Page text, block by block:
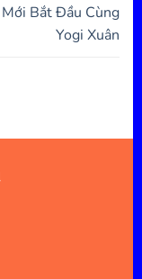
Bắt Đầu Cùng
Yogi Xuân